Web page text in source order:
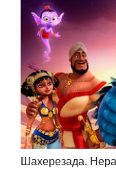
Шахерезада.